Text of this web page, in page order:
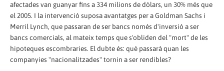
afectades van guanyar fins a 334 milions de dòlars, un 30% més que
el 2005. I la intervenció suposa avantatges per a Goldman Sachs i
Merril Lynch, que passaran de ser bancs només d'inversió a ser
bancs comercials, al mateix temps que s'obliden del "mort" de les
hipoteques escombraries. El dubte és: què passarà quan les
companyies "nacionalitzades" tornin a ser rendibles?